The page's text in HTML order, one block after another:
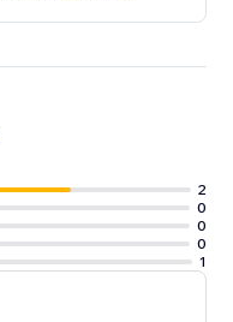
2
0
0
0
1